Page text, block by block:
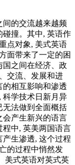
的交流越来越频
撞。其中, 英语作
点对象, 美式英语
面带来了一定的困
之间在经济、政
交流、发展和进
相互影响和渗透
科学技术日新月异
无法做到全面概括
会产生新兴的语言
中, 英美两国语言
生渗透, 这个过程
的过程中悄然发
美式英语对英式英